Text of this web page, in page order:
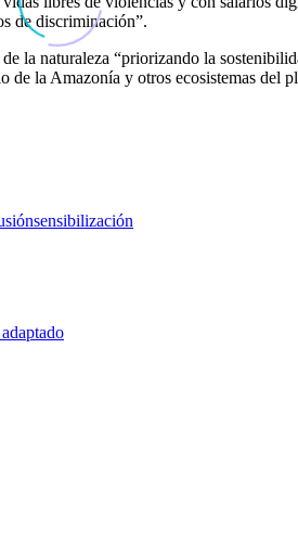
de discriminación”.
la naturaleza “priorizando la
la Amazonía y otros ecosistemas del
sensibilización